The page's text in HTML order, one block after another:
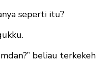
seperti itu?
beliau terkekeh